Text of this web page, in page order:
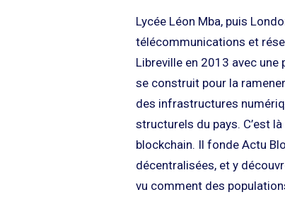
Lycée Léon Mba, puis
télécommunications et
Libreville en 2013 avec une
se construit pour la
des infrastructures
structurels du pays. C’est
blockchain. Il fonde Actu
décentralisées, et y
vu comment des